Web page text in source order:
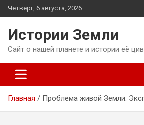
Перейти
к
Четверг, 6 августа, 2026
Истории Земли
Сайт о нашей планете и истории её
Главная Проблема живой Земли.